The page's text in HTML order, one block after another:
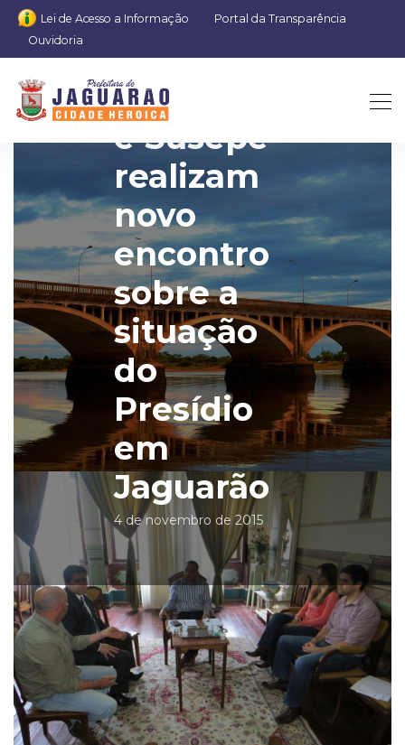
Lei de Acesso a Informação
Portal da Transparência
Ouvidoria
Prefeitura
e Susepe
realizam
novo
encontro
sobre a
situação
do
Presídio
em
Jaguarão
4 de novembro de 2015